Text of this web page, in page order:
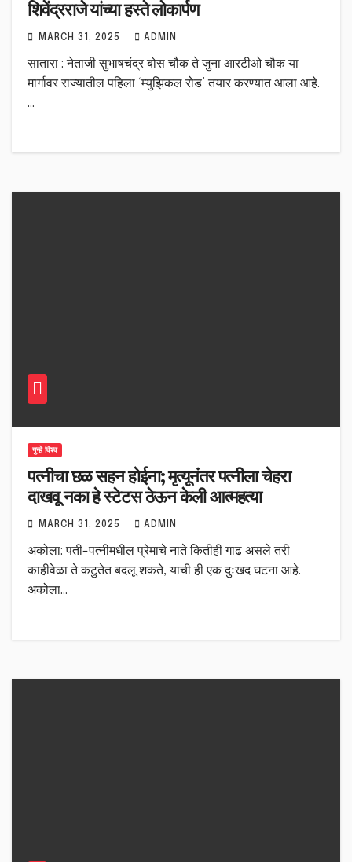
शिवेंद्रराजे यांच्या हस्ते लोकार्पण
MARCH 31, 2025 ADMIN
सातारा : नेताजी सुभाषचंद्र बोस चौक ते जुना आरटीओ चौक या
मार्गावर राज्यातील पहिला ‘म्युझिकल रोड’ तयार करण्यात आला आहे.
…
गुन्हे विश्व
पत्नीचा छळ सहन होईना; मृत्यूनंतर पत्नीला चेहरा
दाखवू नका हे स्टेटस ठेऊन केली आत्महत्या
MARCH 31, 2025 ADMIN
अकोला: पती-पत्नीमधील प्रेमाचे नाते कितीही गाढ असले तरी
काहीवेळा ते कटुतेत बदलू शकते, याची ही एक दुःखद घटना आहे.
अकोला…